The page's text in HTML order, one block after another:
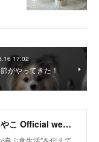
17:02
がやってきた！
犬ごはん先生いちかわあやこ Official web site